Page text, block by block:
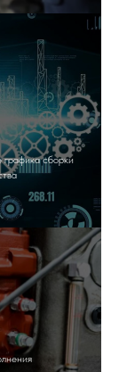
графика сборки